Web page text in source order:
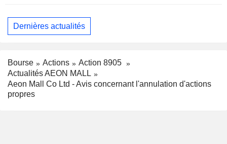
Dernières actualités
Bourse Actions
Action 8905
Actualités AEON MALL
Aeon Mall Co Ltd - Avis concernant l'annulation d'actions
propres